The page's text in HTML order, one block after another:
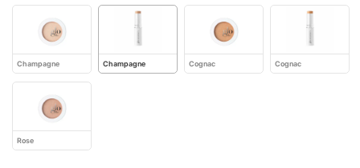
Champagne Champagne Cognac Cognac
Rose